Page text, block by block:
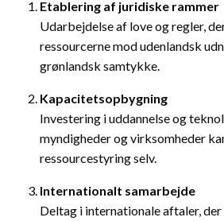
Etablering af juridiske rammer
Udarbejdelse af love og regler,
ressourcerne mod udenlandsk
grønlandsk samtykke.
Kapacitetsopbygning
Investering i uddannelse og
myndigheder og virksomheder
ressourcestyring selv.
Internationalt samarbejde
Deltag i internationale aftaler,